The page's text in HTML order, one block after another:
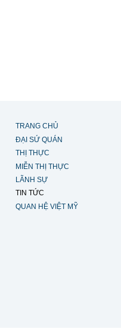
TRANG CHỦ
ĐẠI SỨ QUÁN
THỊ THỰC
MIỄN THỊ THỰC
LÃNH SỰ
TIN TỨC
QUAN HỆ VIỆT MỸ